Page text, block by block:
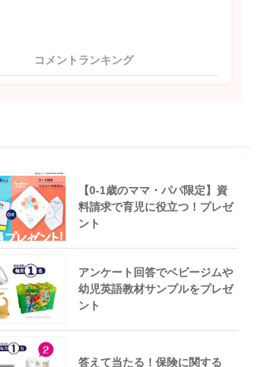
コメントランキング
【0-1歳のママ・パパ限定】資
料請求で育児に役立つ！プレゼ
ント
アンケート回答でベビージムや
幼児英語教材サンプルをプレゼ
ント
答えて当たる！保険に関する